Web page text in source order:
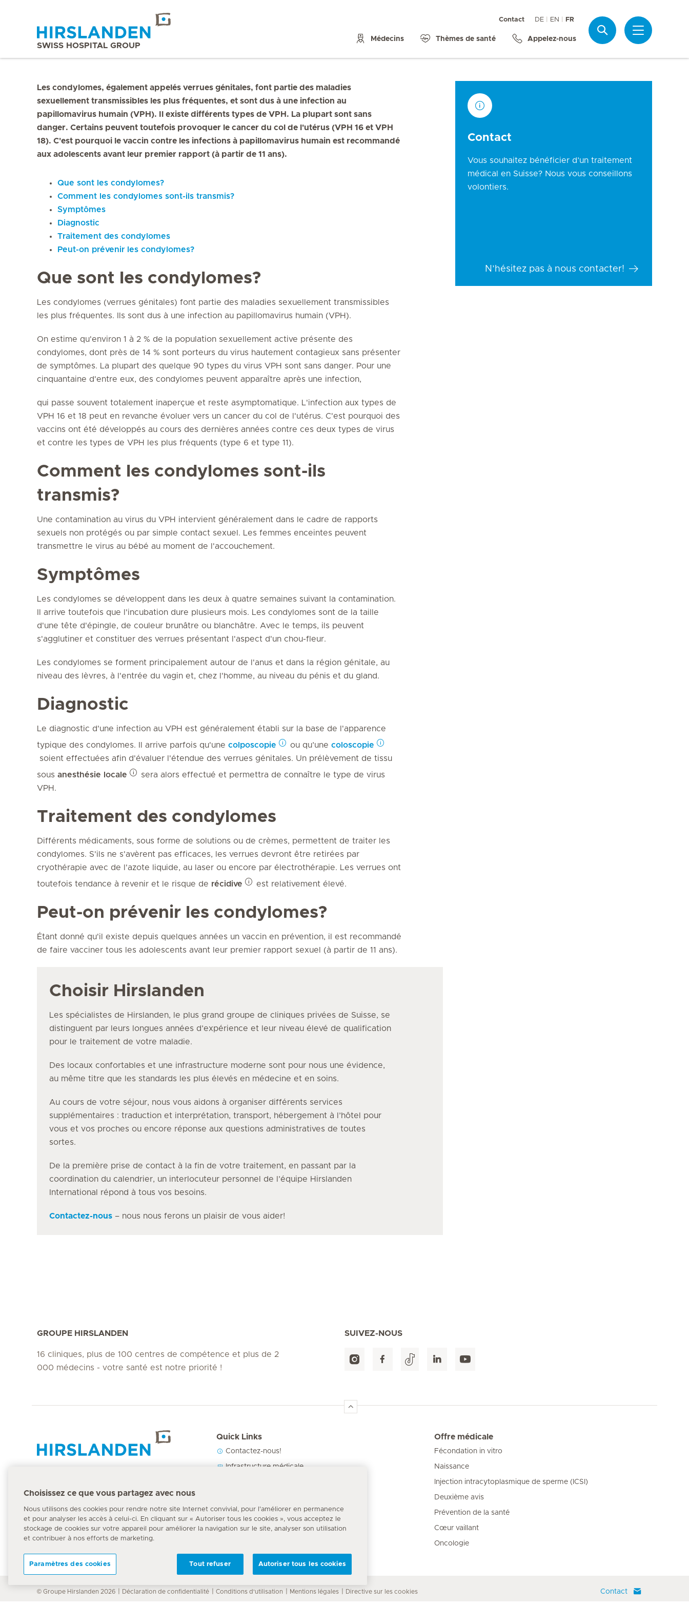
SWISS HOSPITAL GROUP
Contact DE EN FR
Médecins Thèmes de santé Appelez-nous
Les condylomes, également appelés verrues génitales, font partie des maladies
sexuellement transmissibles les plus fréquentes, et sont dus à une infection au
papillomavirus humain (VPH). Il existe différents types de VPH. La plupart sont sans
danger. Certains peuvent toutefois provoquer le cancer du col de l'utérus (VPH 16 et VPH
18). C'est pourquoi le vaccin contre les infections à papillomavirus humain est recommandé
aux adolescents avant leur premier rapport (à partir de 11 ans).
Que sont les condylomes?
Comment les condylomes sont-ils transmis?
Symptômes
Diagnostic
Traitement des condylomes
Peut-on prévenir les condylomes?
Que sont les condylomes?
Les condylomes (verrues génitales) font partie des maladies sexuellement transmissibles
les plus fréquentes. Ils sont dus à une infection au papillomavirus humain (VPH).
On estime qu'environ 1 à 2 % de la population sexuellement active présente des
condylomes, dont près de 14 % sont porteurs du virus hautement contagieux sans présenter
de symptômes. La plupart des quelque 90 types du virus VPH sont sans danger. Pour une
cinquantaine d'entre eux, des condylomes peuvent apparaître après une infection,
qui passe souvent totalement inaperçue et reste asymptomatique. L'infection aux types de
VPH 16 et 18 peut en revanche évoluer vers un cancer du col de l'utérus. C'est pourquoi des
vaccins ont été développés au cours des dernières années contre ces deux types de virus
et contre les types de VPH les plus fréquents (type 6 et type 11).
Comment les condylomes sont-ils
transmis?
Une contamination au virus du VPH intervient généralement dans le cadre de rapports
sexuels non protégés ou par simple contact sexuel. Les femmes enceintes peuvent
transmettre le virus au bébé au moment de l'accouchement.
Symptômes
Les condylomes se développent dans les deux à quatre semaines suivant la contamination.
Il arrive toutefois que l'incubation dure plusieurs mois. Les condylomes sont de la taille
d'une tête d'épingle, de couleur brunâtre ou blanchâtre. Avec le temps, ils peuvent
s'agglutiner et constituer des verrues présentant l'aspect d'un chou-fleur.
Les condylomes se forment principalement autour de l'anus et dans la région génitale, au
niveau des lèvres, à l'entrée du vagin et, chez l'homme, au niveau du pénis et du gland.
Diagnostic
Le diagnostic d'une infection au VPH est généralement établi sur la base de l'apparence
typique des condylomes. Il arrive parfois qu'une colposcopie ou qu’une coloscopie
soient effectuées afin d'évaluer l'étendue des verrues génitales. Un prélèvement de tissu
sous anesthésie locale
sera alors effectué et permettra de connaître le type de virus
VPH.
Traitement des condylomes
Différents médicaments, sous forme de solutions ou de crèmes, permettent de traiter les
condylomes. S'ils ne s'avèrent pas efficaces, les verrues devront être retirées par
cryothérapie avec de l'azote liquide, au laser ou encore par électrothérapie. Les verrues ont
toutefois tendance à revenir et le risque de récidive est relativement élevé.
Peut-on prévenir les condylomes?
Étant donné qu'il existe depuis quelques années un vaccin en prévention, il est recommandé
de faire vacciner tous les adolescents avant leur premier rapport sexuel (à partir de 11 ans).
Choisir Hirslanden
Les spécialistes de Hirslanden, le plus grand groupe de cliniques privées de Suisse, se
distinguent par leurs longues années d’expérience et leur niveau élevé de qualification
pour le traitement de votre maladie.
Des locaux confortables et une infrastructure moderne sont pour nous une évidence,
au même titre que les standards les plus élevés en médecine et en soins.
Au cours de votre séjour, nous vous aidons à organiser différents services
supplémentaires : traduction et interprétation, transport, hébergement à l’hôtel pour
vous et vos proches ou encore réponse aux questions administratives de toutes
sortes.
De la première prise de contact à la fin de votre traitement, en passant par la
coordination du calendrier, un interlocuteur personnel de l’équipe Hirslanden
International répond à tous vos besoins.
Contactez-nous – nous nous ferons un plaisir de vous aider!
Contact
Vous souhaitez bénéficier d’un traitement
médical en Suisse? Nous vous conseillons
volontiers.
N’hésitez pas à nous contacter!
GROUPE HIRSLANDEN
16 cliniques, plus de 100 centres de compétence et plus de 2
000 médecins - votre santé est notre priorité !
SUIVEZ-NOUS
144
Quick Links
Contactez-nous!
Infrastructure médicale
Offre médicale
Fécondation in vitro
Naissance
Injection intracytoplasmique de sperme (ICSI)
Deuxième avis
Prévention de la santé
Cœur vaillant
Oncologie
Contact
© Groupe Hirslanden 2026 Déclaration de confidentialité Conditions d'utilisation Mentions légales Directive sur les cookies
Choisissez ce que vous partagez avec nous
Nous utilisons des cookies pour rendre notre site Internet convivial, pour l'améliorer en permanence
et pour analyser les accès à celui-ci. En cliquant sur « Autoriser tous les cookies », vous acceptez le
stockage de cookies sur votre appareil pour améliorer la navigation sur le site, analyser son utilisation
et contribuer à nos efforts de marketing.
Paramètres des cookies Tout refuser Autoriser tous les cookies